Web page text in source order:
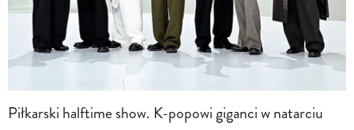
Piłkarski halftime show. K-popowi giganci w natarciu